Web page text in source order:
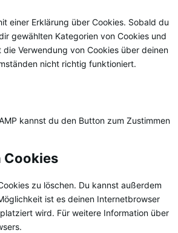
einer Erklärung über Cookies. Sobald du
gewählten Kategorien von Cookies und
Verwendung von Cookies über deinen
nicht richtig funktioniert.
kannst du den Button zum Zustimmen
Cookies
zu löschen. Du kannst außerdem
ist es deinen Internetbrowser
wird. Für weitere Information über